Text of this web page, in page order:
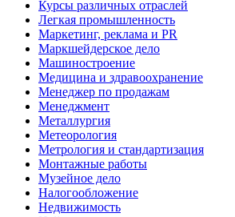
Курсы различных отраслей
Легкая промышленность
Маркетинг, реклама и PR
Маркшейдерское дело
Машиностроение
Медицина и здравоохранение
Менеджер по продажам
Менеджмент
Металлургия
Метеорология
Метрология и стандартизация
Монтажные работы
Музейное дело
Налогообложение
Недвижимость